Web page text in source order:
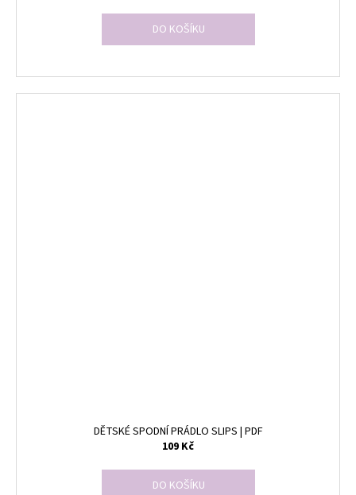
DO KOŠÍKU
DĚTSKÉ SPODNÍ PRÁDLO SLIPS | PDF
109 Kč
DO KOŠÍKU